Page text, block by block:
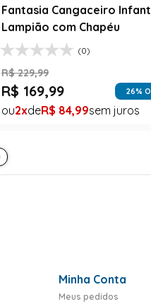
R$ 189,99
R$ 99,99
1 R$ 99,99
Minha Conta
Meus pedidos